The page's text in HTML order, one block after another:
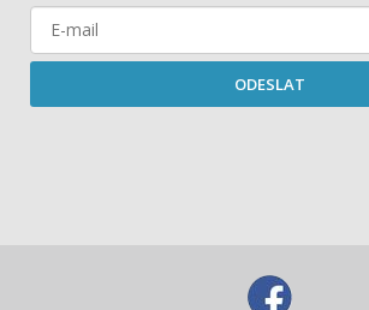
ODESLAT